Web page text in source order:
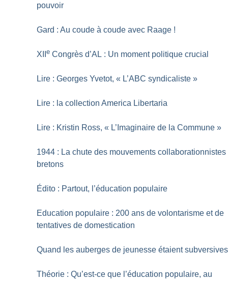
pouvoir
Gard : Au coude à coude avec Raage !
XIIe Congrès d’AL : Un moment politique crucial
Lire : Georges Yvetot, « L’ABC syndicaliste »
Lire : la collection America Libertaria
Lire : Kristin Ross, « L’Imaginaire de la Commune »
1944 : La chute des mouvements collaborationnistes
bretons
Édito : Partout, l’éducation populaire
Education populaire : 200 ans de volontarisme et de
tentatives de domestication
Quand les auberges de jeunesse étaient subversives
Théorie : Qu’est-ce que l’éducation populaire, au